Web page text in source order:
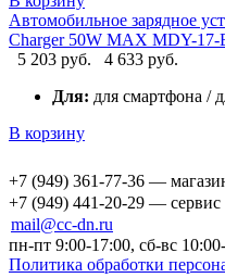
Автомобильное зарядное
Charger 50W MAX MDY-17-
5 203 руб.
4 633 руб.
Для: для смартфона /
В корзину
+7 (949) 361-77-36 —
+7 (949) 441-20-29 — сервис
mail@cc-dn.ru
пн-пт 9:00-17:00, сб-вс
Политика обработки